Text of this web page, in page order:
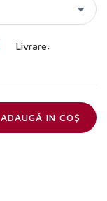
Livrare:
ADAUGĂ IN COŞ